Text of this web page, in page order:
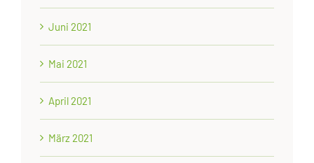
Juni 2021
Mai 2021
April 2021
März 2021